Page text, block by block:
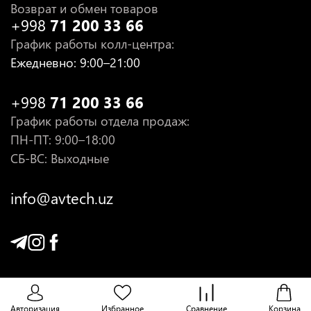
Авторизация Избранное Сравнение Корзина
Возврат и обмен товаров
+998 71 200 33 66
График работы колл-центра:
Ежедневно: 9:00–21:00
+998 71 200 33 66
График работы отдела продаж:
ПН-ПТ: 9:00–18:00
СБ-ВС: Выходные
info@avtech.uz